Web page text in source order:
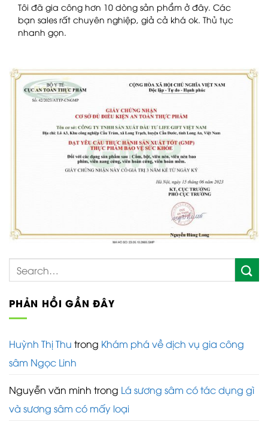
Tôi đã gia công hơn 10 dòng sản phẩm ở đây. Các
bạn sales rất chuyên nghiệp, giả cả khá ok. Thủ tục
nhanh gọn.
PHẢN HỒI GẦN ĐÂY
Huỳnh Thị Thu trong Khám phá về dịch vụ gia công
sâm Ngọc Linh
Nguyễn văn minh trong Lá sương sâm có tác dụng gì
và sương sâm có mấy loại